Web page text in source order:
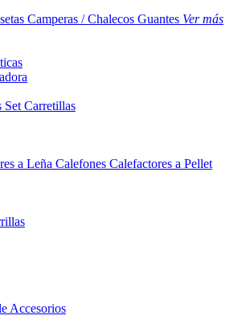
Camperas / Chalecos Guantes Ver más
Set Carretillas
a Leña Calefones Calefactores a Pellet
Accesorios